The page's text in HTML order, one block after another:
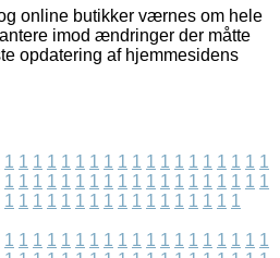
online butikker værnes om hele
imod ændringer der måtte
opdatering af hjemmesidens
1 1 1 1 1 1 1 1 1 1 1 1 1 1 1 1 1 1 1
1 1 1 1 1 1 1 1 1 1 1 1 1 1 1 1 1 1 1
1 1 1 1 1 1 1 1 1 1 1 1 1 1 1 1 1
1 1 1 1 1 1 1 1 1 1 1 1 1 1 1 1 1 1 1